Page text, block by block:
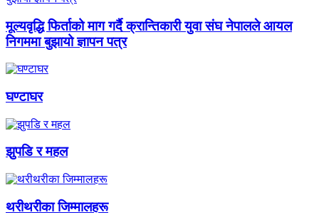
मूल्यवृद्धि फिर्ताको माग गर्दै क्रान्तिकारी युवा संघ नेपालले आयल
निगममा बुझायो ज्ञापन पत्र
घण्टाघर
झुपडि र महल
थरीथरीका जिम्मालहरू